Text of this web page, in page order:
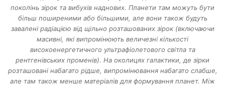
поколінь зірок та вибухів наднових. Планети там можуть бути
більш поширеними або більшими, але вони також будуть
завалені радіацією від щільно розташованих зірок (включаючи
масивні, які випромінюють величезні кількості
високоенергетичного ультрафіолетового світла та
рентгенівських променів). На околицях галактики, де зірки
розташовані набагато рідше, випромінювання набагато слабше,
але там також менше матеріалів для формування планет. Між